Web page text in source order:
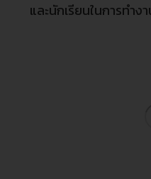
และนักเรียนในการทำง